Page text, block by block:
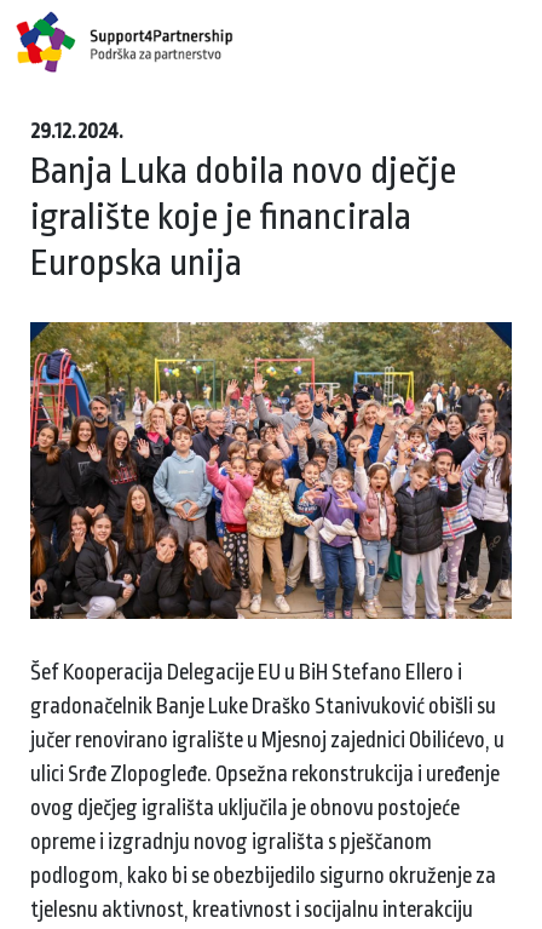
29.12.2024.
Banja Luka dobila novo dječje
igralište koje je financirala
Europska unija
Šef Kooperacija Delegacije EU u BiH Stefano Ellero i
gradonačelnik Banje Luke Draško Stanivuković obišli su
jučer renovirano igralište u Mjesnoj zajednici Obilićevo, u
ulici Srđe Zlopogleđe. Opsežna rekonstrukcija i uređenje
ovog dječjeg igrališta uključila je obnovu postojeće
opreme i izgradnju novog igrališta s pješčanom
podlogom, kako bi se obezbijedilo sigurno okruženje za
tjelesnu aktivnost, kreativnost i socijalnu interakciju